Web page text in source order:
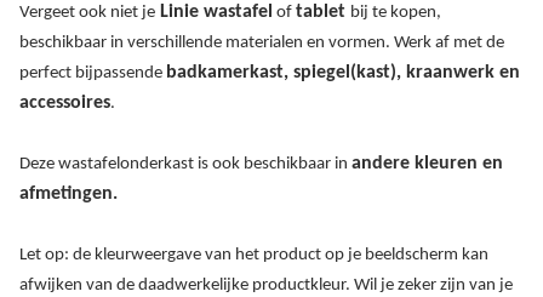
Vergeet ook niet je Linie wastafel of tablet bij te kopen,
beschikbaar in verschillende materialen en vormen. Werk af met de
perfect bijpassende badkamerkast, spiegel(kast), kraanwerk en
accessoires.
Deze wastafelonderkast is ook beschikbaar in andere kleuren en
afmetingen.
Let op: de kleurweergave van het product op je beeldscherm kan
afwijken van de daadwerkelijke productkleur. Wil je zeker zijn van je